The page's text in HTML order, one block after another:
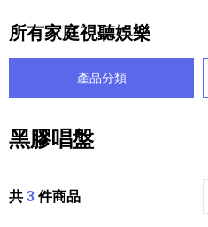
所有家庭視聽娛樂
產品分類
黑膠唱盤
列表內容
共 3 件商品